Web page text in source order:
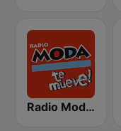
Radio Moda FM 97.3